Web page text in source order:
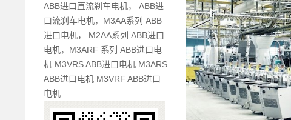
ABB进口直流刹车电机， ABB进
口流刹车电机，M3AA系列 ABB
进口电机， M2AA系列 ABB进口
电机，M3ARF 系列 ABB进口电
机 M3VRS ABB进口电机 M3ARS
ABB进口电机 M3VRF ABB进口
电机